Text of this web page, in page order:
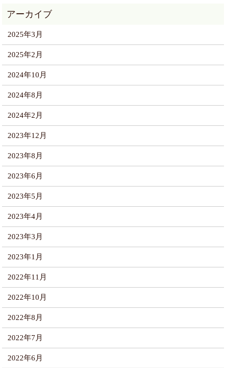
2025年3月
2025年2月
2024年10月
2024年8月
2024年2月
2023年12月
2023年8月
2023年6月
2023年5月
2023年4月
2023年3月
2023年1月
2022年11月
2022年10月
2022年8月
2022年7月
2022年6月